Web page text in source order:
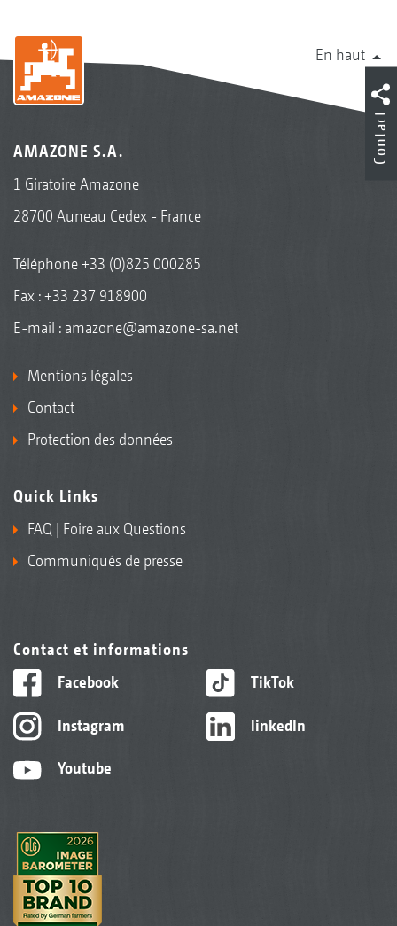
En haut
AMAZONE S.A.
1 Giratoire Amazone
28700 Auneau Cedex - France
Téléphone+33 (0)825 000285
Fax : +33 237 918900
E-mail : amazone@amazone-sa.net
Mentions légales
Contact
Protection des données
Quick Links
FAQ | Foire aux Questions
Communiqués de presse
Contact et informations
Facebook
Instagram
Youtube
TikTok
linkedIn
Contact